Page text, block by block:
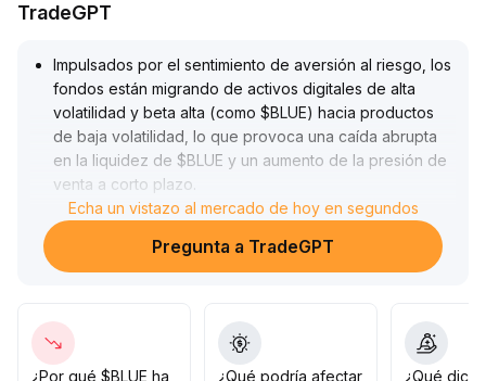
TradeGPT
Impulsados por el sentimiento de aversión al riesgo, los
fondos están migrando de activos digitales de alta
volatilidad y beta alta (como $BLUE) hacia productos
de baja volatilidad, lo que provoca una caída abrupta
en la liquidez de $BLUE y un aumento de la presión de
venta a corto plazo
Dado que la preferencia por el riesgo del mercado se
está contrayendo rápidamente, se recomienda
mantener una posición defensiva en $BLUE en este
soporte en $0
09; si se rompe, es necesario ejecutar un stop-loss de
manera decisiva y esperar a que se recupere la prima
Echa un vistazo al mercado de hoy en segundos
Pregunta a TradeGPT
¿Por qué $BLUE ha
¿Qué podría afectar
¿Qué